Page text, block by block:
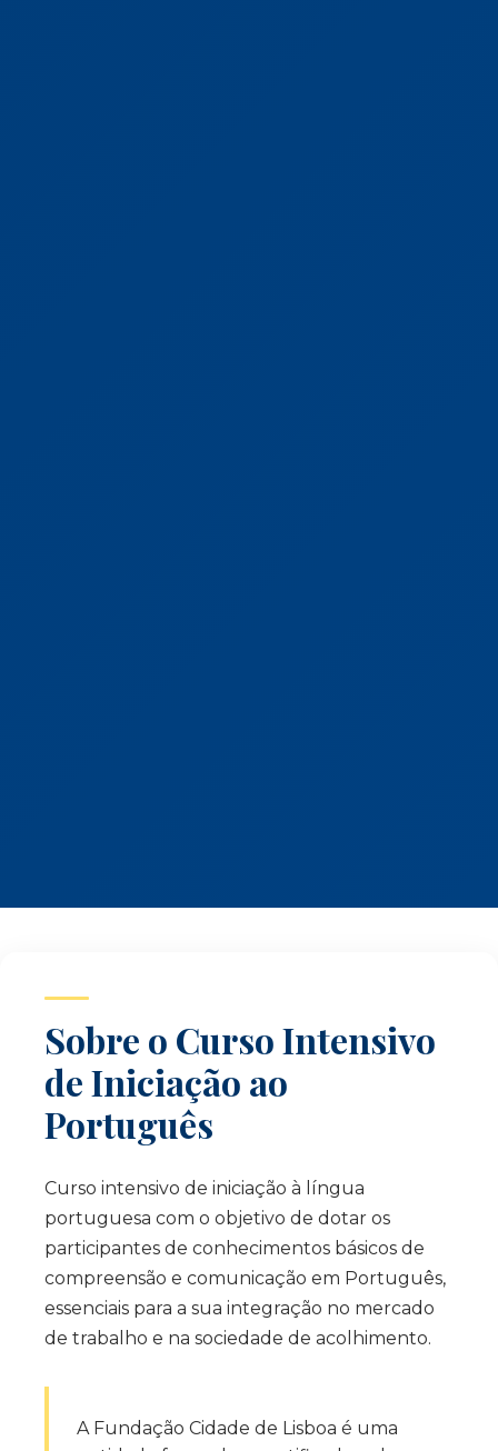
Sobre o Curso Intensivo
de Iniciação ao
Português
Curso intensivo de iniciação à língua
portuguesa com o objetivo de dotar os
participantes de conhecimentos básicos de
compreensão e comunicação em Português,
essenciais para a sua integração no mercado
de trabalho e na sociedade de acolhimento.
A Fundação Cidade de Lisboa é uma